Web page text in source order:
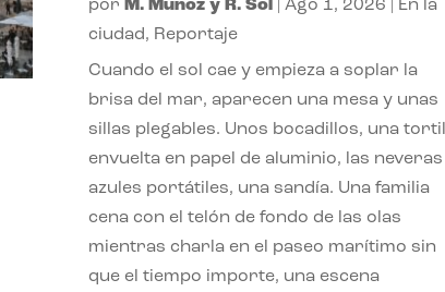
por M. Muñoz y R. Sol Ago 1, 2026
En la
ciudad, Reportaje
Cuando el sol cae y empieza a soplar la
brisa del mar, aparecen una mesa y unas
sillas plegables. Unos bocadillos, una
envuelta en papel de aluminio, las neveras
azules portátiles, una sandía. Una familia
cena con el telón de fondo de las olas
mientras charla en el paseo marítimo sin
que el tiempo importe, una escena